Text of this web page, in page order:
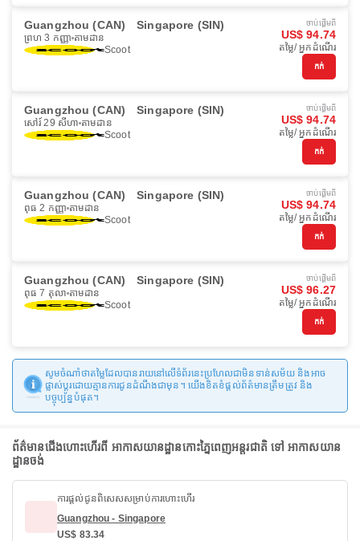
Guangzhou (CAN) Singapore (SIN)
ព្រហ 3 កញ្ញា តាមដាន
Scoot
ចាប់ផ្ដើមពី
US$ 94.74
តម្លៃ/ អ្នកដំណើរ
កក់
Guangzhou (CAN) Singapore (SIN)
សៅរ៍ 29 សីហា តាមដាន
Scoot
ចាប់ផ្ដើមពី
US$ 94.74
តម្លៃ/ អ្នកដំណើរ
កក់
Guangzhou (CAN) Singapore (SIN)
ពុធ 2 កញ្ញា តាមដាន
Scoot
ចាប់ផ្ដើមពី
US$ 94.74
តម្លៃ/ អ្នកដំណើរ
កក់
Guangzhou (CAN) Singapore (SIN)
ពុធ 7 តុលា តាមដាន
Scoot
ចាប់ផ្ដើមពី
US$ 96.27
តម្លៃ/ អ្នកដំណើរ
កក់
សូមចំណាំថាតម្លៃដែលបានរាយនៅលើទំព័រនេះប្រហែលជាមិនទាន់សម័យ និងអាច
ផ្លាស់ប្តូរដោយគ្មានការជូនដំណឹងជាមុន។ យើងខិតខំផ្តល់ព័ត៌មានត្រឹមត្រូវ និង
បច្ចុប្បន្នបំផុត។
ព័ត៌មានជើងហោះហើរពី អាកាសយានដ្ឋានកោះភ្នៃពេញអន្តរជាតិ ទៅ អាកាសយាន
ដ្ឋានចង់
ការផ្តល់ជូនពិសេសសម្រាប់ការហោះហើរ
Guangzhou - Singapore
US$ 83.34